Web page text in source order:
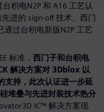
积电N2P 和 A16 工艺认
进的 sign-off 技术。西门
通过台积电新版N2P 工艺
标准， 西门子和台积电
解决方案对 3Dblox 以
支持，此次认证进一步延
堆叠与先进封装技术热分
IC™ 解决方案现